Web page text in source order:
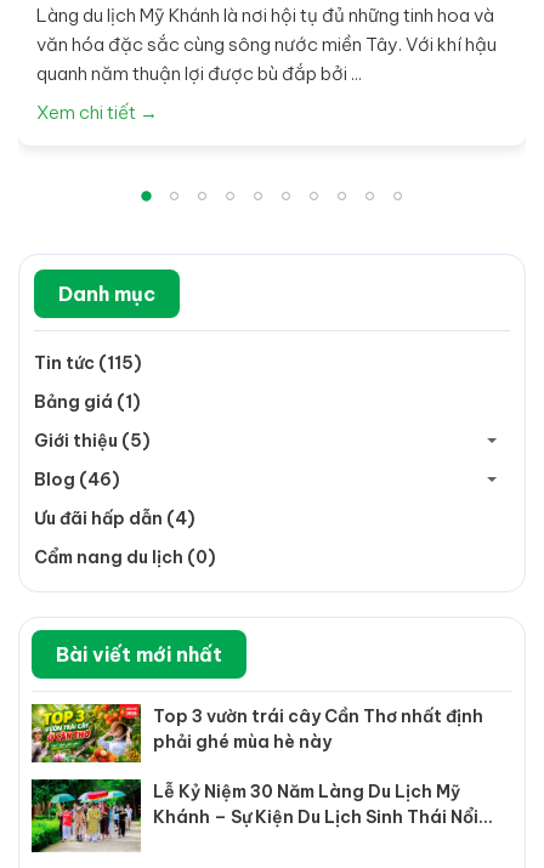
Làng du lịch Mỹ Khánh là nơi hội tụ đủ những tinh hoa và
văn hóa đặc sắc cùng sông nước miền Tây. Với khí hậu
quanh năm thuận lợi được bù đắp bởi ...
Xem chi tiết →
Danh mục
Tin tức (115)
Bảng giá (1)
Giới thiệu (5)
Blog (46)
Ưu đãi hấp dẫn (4)
Cẩm nang du lịch (0)
Bài viết mới nhất
Top 3 vườn trái cây Cần Thơ nhất định
phải ghé mùa hè này
Lễ Kỷ Niệm 30 Năm Làng Du Lịch Mỹ
Khánh – Sự Kiện Du Lịch Sinh Thái Nổi